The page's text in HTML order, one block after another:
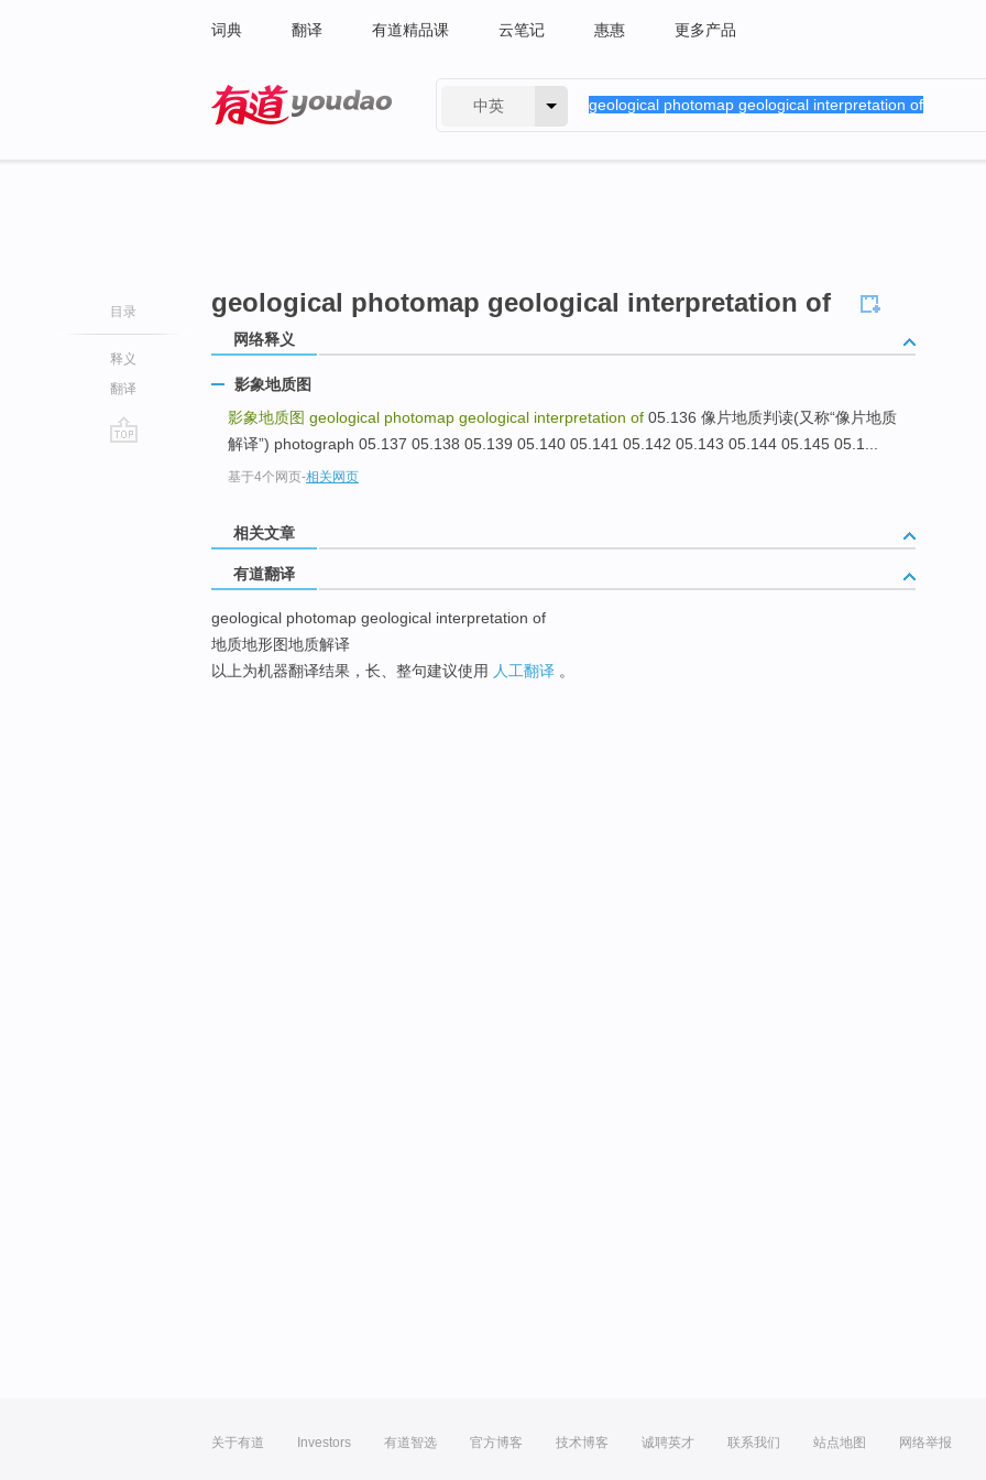
词典 翻译 有道精品课 云笔记 惠惠 更多产品
中英
目录
释义
翻译
geological photomap geological interpretation of
网络释义
影象地质图
影象地质图 geological photomap geological interpretation of 05.136 像片地质判读(又称“像片地质
解译”) photograph 05.137 05.138 05.139 05.140 05.141 05.142 05.143 05.144 05.145 05.1...
基于4个网页-相关网页
相关文章
有道翻译
geological photomap geological interpretation of
地质地形图地质解译
以上为机器翻译结果，长、整句建议使用 人工翻译 。
关于有道 Investors 有道智选 官方博客 技术博客 诚聘英才 联系我们 站点地图 网络举报